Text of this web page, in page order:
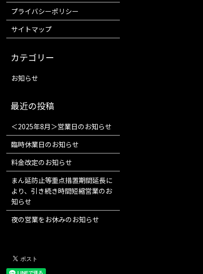
プライバシーポリシー
サイトマップ
お知らせ
＜2025年8月＞営業日のお知らせ
臨時休業日のお知らせ
料金改定のお知らせ
まん延防止等重点措置期間延長に
より、引き続き時間短縮営業のお
知らせ
夜の営業をお休みのお知らせ